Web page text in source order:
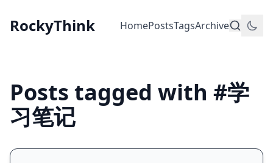
RockyThink HomePostsTagsArchive
Posts tagged with #学
习笔记